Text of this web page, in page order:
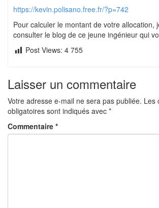
https://kevin.polisano.free.fr/?p=742
Pour calculer le montant de votre allocation,
consulter le blog de ce jeune ingénieur qui
Post Views: 4 755
Laisser un commentaire
Votre adresse e-mail ne sera pas publiée. Les
obligatoires sont indiqués avec *
Commentaire *